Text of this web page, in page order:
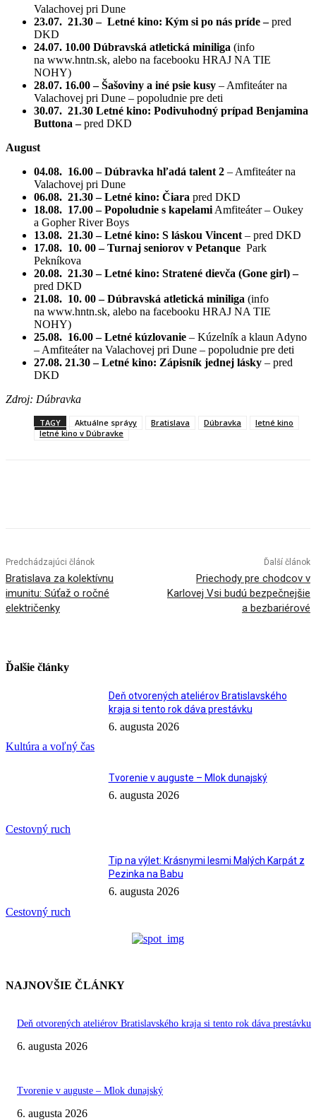
Valachovej pri Dune
23.07. 21.30 – Letné kino: Kým si po nás príde –pred
DKD
24.07. 10.00 Dúbravská atletická miniliga (info
na www.hntn.sk, alebo na facebooku HRAJ NA TIE
NOHY)
28.07. 16.00 – Šašoviny a iné psie kusy – Amfiteáter na
Valachovej pri Dune – popoludnie pre deti
30.07. 21.30 Letné kino: Podivuhodný prípad Benjamina
Buttona –pred DKD
August
04.08. 16.00 – Dúbravka hľadá talent 2 – Amfiteáter na
Valachovej pri Dune
06.08. 21.30 – Letné kino: Čiara pred DKD
18.08. 17.00 – Popoludnie s kapelami Amfiteáter – Oukey
a Gopher River Boys
13.08. 21.30 – Letné kino: S láskou Vincent – pred DKD
17.08. 10. 00 – Turnaj seniorov v Petanque ­ Park
Pekníkova
20.08. 21.30 – Letné kino: Stratené dievča (Gone girl) –
pred DKD
21.08. 10. 00 – Dúbravská atletická miniliga (info
na www.hntn.sk, alebo na facebooku HRAJ NA TIE
NOHY)
25.08. 16.00 – Letné kúzlovanie – Kúzelník a klaun Adyno
– Amfiteáter na Valachovej pri Dune – popoludnie pre deti
27.08. 21.30 – Letné kino: Zápisník jednej lásky – pred
DKD
Zdroj: Dúbravka
TAGY Aktuálne správy Bratislava Dúbravka
letné kino
letné kino v Dúbravke
Predchádzajúci článok
Bratislava za kolektívnu
imunitu: Súťaž o ročné
električenky
Ďalší článok
Priechody pre chodcov v
Karlovej Vsi budú bezpečnejšie
a bezbariérové
Ďalšie články
Kultúra a voľný čas
Deň otvorených ateliérov Bratislavského
kraja si tento rok dáva prestávku
6. augusta 2026
Cestovný ruch
Tvorenie v auguste – Mlok dunajský
6. augusta 2026
Cestovný ruch
Tip na výlet: Krásnymi lesmi Malých Karpát z
Pezinka na Babu
6. augusta 2026
NAJNOVŠIE ČLÁNKY
Deň otvorených ateliérov Bratislavského kraja si tento rok dáva prestávku
6. augusta 2026
Tvorenie v auguste – Mlok dunajský
6. augusta 2026